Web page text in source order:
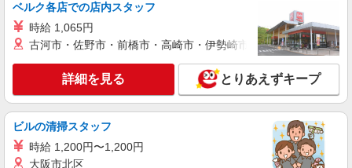
キープ
職業紹介
株式会社kotrio /●YK-S-2098654
府中駅◆病院の補助STAFF◆患者さん支援/消
毒など≪経験不問≫
【正社員】月給240,000〜400,000円 ・基本
給：200,000円〜220,000円 ・資格手当：10,000〜
30,000円 ・役職手当：10,000〜70,000円 ・処遇改
善手当：20,000〜60,000円（勤続年数、保有資格
東京都府中市
ベルク各店での店内スタッフ
時給 1,065円
古河市・佐野市・前橋市・高崎市・伊勢崎市・太田市・館林市
詳細を見る とりあえずキープ
ビルの清掃スタッフ
時給 1,200円〜1,200円
大阪市北区